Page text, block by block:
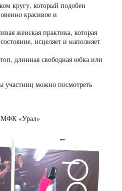
кругу, который подобен
красивое и
женская практика, которая
исцеляет и наполняет
длинная свободная юбка или
участниц можно посмотреть
«Урал»